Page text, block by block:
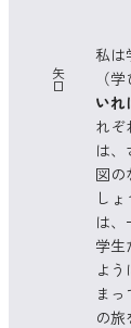
矢
口
私は
（
いれ
れぞ
は
図の
し
は、
学生
よ
ま
の